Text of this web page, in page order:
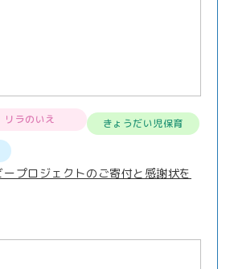
リラのいえ
きょうだい児保育
プロジェクトのご寄付と感謝状を